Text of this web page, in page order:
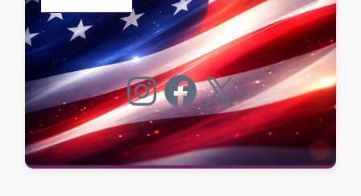
Instagram Facebook X